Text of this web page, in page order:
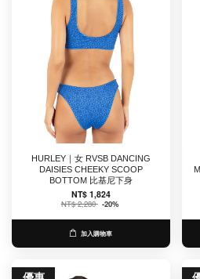
HURLEY｜女 RVSB DANCING
DAISIES CHEEKY SCOOP
BOTTOM 比基尼下身
NT$ 1,824
NT$ 2,280 -20%
加入購物車